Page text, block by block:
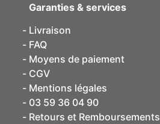
Garanties & services
Livraison
FAQ
Moyens de paiement
CGV
Mentions légales
03 59 36 04 90
Retours et Remboursements